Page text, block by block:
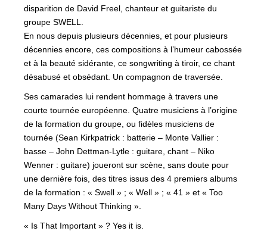
disparition de David Freel, chanteur et guitariste du
groupe SWELL.
En nous depuis plusieurs décennies, et pour plusieurs
décennies encore, ces compositions à l’humeur cabossée
et à la beauté sidérante, ce songwriting à tiroir, ce chant
désabusé et obsédant. Un compagnon de traversée.
Ses camarades lui rendent hommage à travers une
courte tournée européenne. Quatre musiciens à l’origine
de la formation du groupe, ou fidèles musiciens de
tournée (Sean Kirkpatrick : batterie – Monte Vallier :
basse – John Dettman-Lytle : guitare, chant – Niko
Wenner : guitare) joueront sur scène, sans doute pour
une dernière fois, des titres issus des 4 premiers albums
de la formation : « Swell » ; « Well » ; « 41 » et « Too
Many Days Without Thinking ».
« Is That Important » ? Yes it is.